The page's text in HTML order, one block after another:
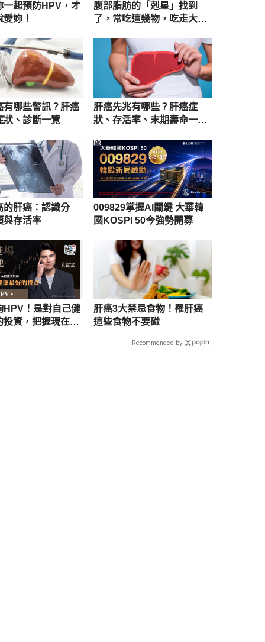
一起預防HPV，才
妳！
腹部脂肪的「剋星」找到
了，常吃這幾物，吃走大肚
有哪些警訊？肝癌
狀、診斷一覽
肝癌先兆有哪些？肝癌症
狀、存活率、末期壽命一次
的肝癌：認識分
與存活率
009829掌握AI關鍵 大華韓
國KOSPI 50今強勢開募
PR
HPV！是對自己健
投資，把握現在不
肝癌3大禁忌食物！罹肝癌
這些食物不要碰
Recommended by